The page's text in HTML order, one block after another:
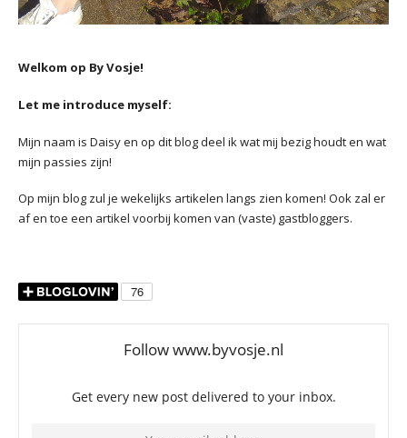
Welkom op By Vosje!
Let me introduce myself:
Mijn naam is Daisy en op dit blog deel ik wat mij bezig houdt en wat
mijn passies zijn!
Op mijn blog zul je wekelijks artikelen langs zien komen! Ook zal er
af en toe een artikel voorbij komen van (vaste) gastbloggers.